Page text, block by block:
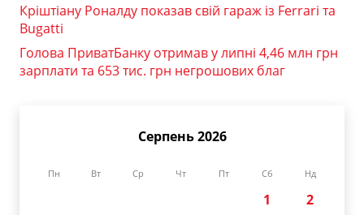
Кріштіану Роналду показав свій гараж із Ferrari та
Bugatti
Голова ПриватБанку отримав у липні 4,46 млн грн
зарплати та 653 тис. грн негрошових благ
Серпень 2026
Пн Вт Ср Чт Пт Сб Нд
1
2